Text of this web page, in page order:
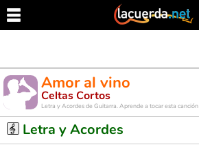
Amor al vino
Celtas Cortos
Letra y Acordes de Guitarra. Aprende a tocar esta canción
Letra y Acordes